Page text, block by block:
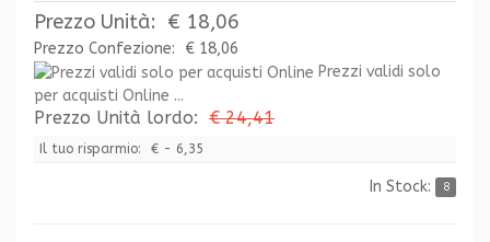
Prezzo Unità: € 18,06
Prezzo Confezione:
€ 18,06
Prezzi validi solo
per acquisti Online ...
Prezzo Unità lordo: € 24,41
Il tuo risparmio: € - 6,35
In Stock: 8